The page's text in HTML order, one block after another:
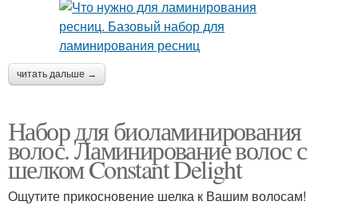
читать дальше →
Набор для биоламинирования
волос. Ламинирование волос с
шелком Constant Delight
Ощутите прикосновение шелка к Вашим волосам!